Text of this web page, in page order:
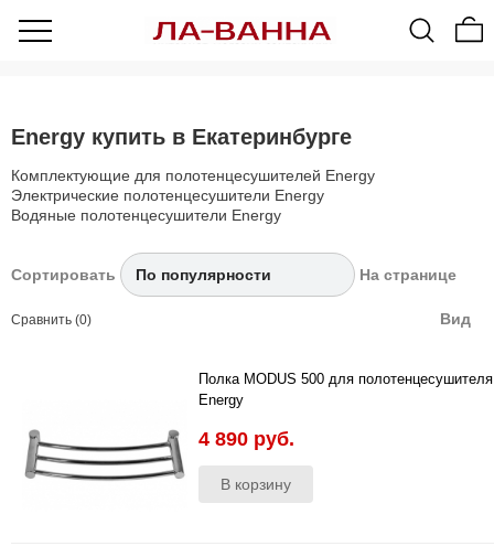
Energy купить в Екатеринбурге
Комплектующие для полотенцесушителей Energy
Электрические полотенцесушители Energy
Водяные полотенцесушители Energy
Сортировать На странице
Вид
Сравнить (0)
Полка MODUS 500 для полотенцесушителя
Energy
крепления на полотенцесушителях серии
4 890 руб.